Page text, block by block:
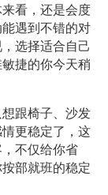
看，还是会度
遇到不错的对
选择适合自己
捷的你今天稍
跟椅子、沙发
更稳定了，这
不仅给你省
部就班的稳定